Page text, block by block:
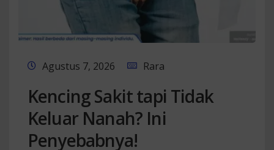
Agustus 7, 2026 Rara
Kencing Sakit tapi Tidak
Keluar Nanah? Ini
Penyebabnya!